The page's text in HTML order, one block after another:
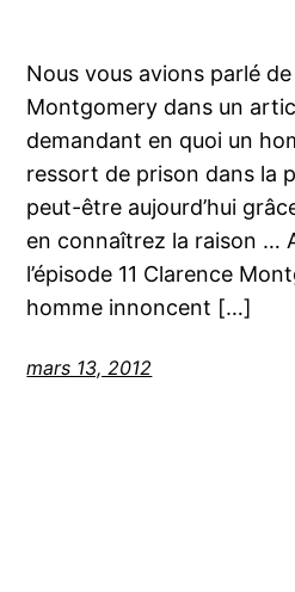
Nous vous avions parlé
Montgomery dans un
demandant en quoi un
ressort de prison dans la
peut-être aujourd’hui
en connaîtrez la raison …
l’épisode 11 Clarence
homme innoncent […]
mars 13, 2012